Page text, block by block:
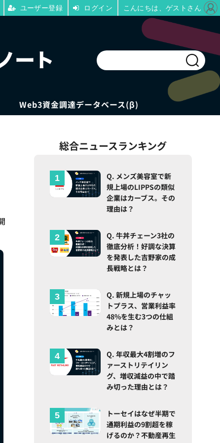
Web3資金調達データベース(β)
総合ニュースランキング
Q. メンズ美容室で新
規上場のLIPPSの類似
企業はカーブス。その
理由は？
Q. 牛丼チェーン3社の
徹底分析！好調な決算
を発表した吉野家の成
長戦略とは？
Q. 新規上場のチャッ
トプラス、営業利益率
48%を生む3つの仕組
みとは？
Q. 年収最大4割増のフ
ァーストリテイリン
グ、増収減益の中で踏
み切った理由とは？
トーセイはなぜ半期で
通期利益の9割超を稼
げるのか？不動産再生
ユーザー登録 ログイン こんにちは、ゲストさん